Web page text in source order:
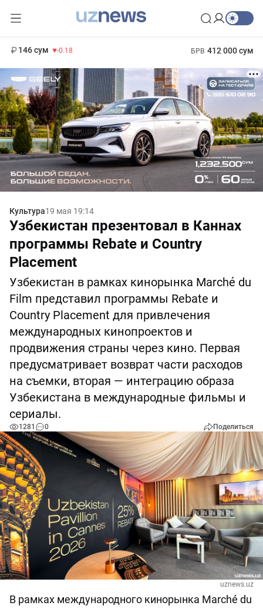
146 сум -0.18 БРВ 412 000 сум
Культура19 мая 19:14
Узбекистан презентовал в Каннах
программы Rebate и Country
Placement
Узбекистан в рамках кинорынка Marché du
Film представил программы Rebate и
Country Placement для привлечения
международных кинопроектов и
продвижения страны через кино. Первая
предусматривает возврат части расходов
на съемки, вторая — интеграцию образа
Узбекистана в международные фильмы и
сериалы.
1281 0 Поделиться
uznews.uz
В рамках международного кинорынка Marché du